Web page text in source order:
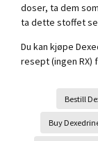
doser, ta dem
ta dette stoffet
Du kan kjøpe
resept (ingen RX)
Bestill
Buy